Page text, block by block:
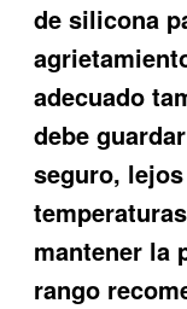
de silicona
adecuado
debe
seguro,
mantener la
rango